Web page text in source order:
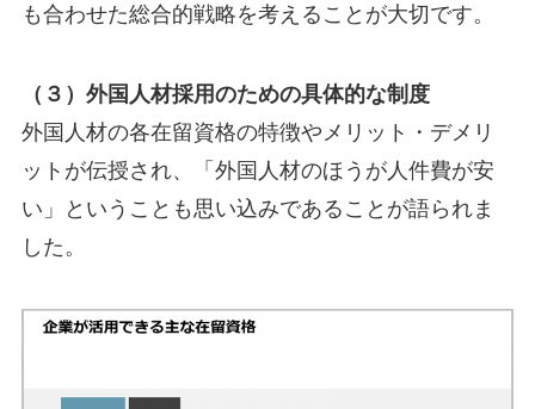
も合わせた総合的戦略を考えることが大切です。
（３）外国人材採用のための具体的な制度
外国人材の各在留資格の特徴やメリット・デメリ
ットが伝授され、「外国人材のほうが人件費が安
い」ということも思い込みであることが語られま
した。